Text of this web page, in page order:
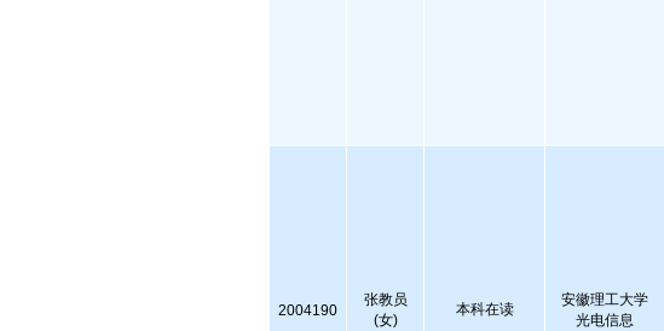
2004190
张教员
(女)
本科在读
安徽理工大学
光电信息